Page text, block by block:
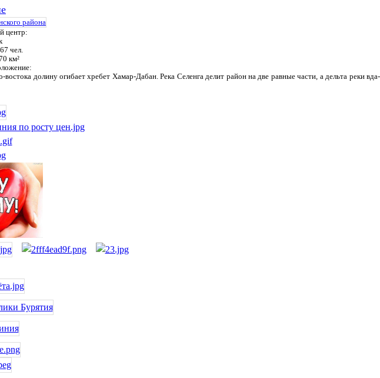
центр:
чел.
км²
долину огибает хребет Хамар-Дабан. Река Селенга делит район на две равные части, а дельта реки вда­